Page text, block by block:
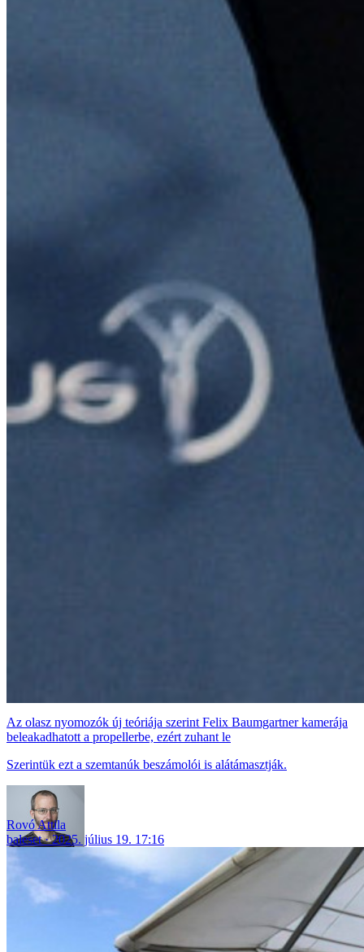
Az olasz nyomozók új teóriája szerint Felix Baumgartner kamerája
beleakadhatott a propellerbe, ezért zuhant le
Szerintük ezt a szemtanúk beszámolói is alátámasztják.
Rovó Attila
baleset
2025. július 19. 17:16